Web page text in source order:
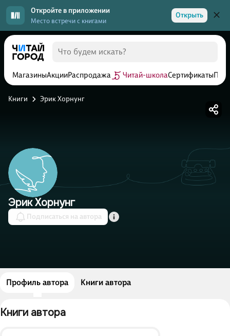
Откройте в приложении
Место встречи с книгами
Открыть
МагазиныАкцииРаспродажа Читай-школаСертификаты
Книги Эрик Хорнунг
Эрик Хорнунг
Подписаться на автора
Профиль автора Книги автора
Книги автора